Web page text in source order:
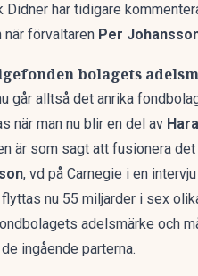
Didner har tidigare
när förvaltaren Per
bolagets
går alltså det anrika
när man nu blir en del av
är som sagt att fusionera
, vd på Carnegie i en
nu 55 miljarder i sex
adelsmärke och
ingående parterna.